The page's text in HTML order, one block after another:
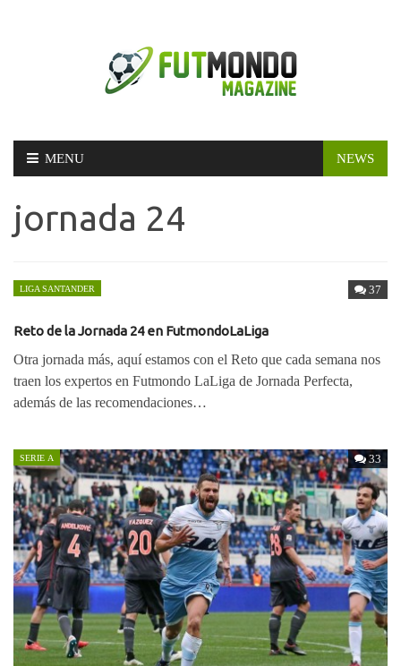
Skip
MENU NEWS
jornada 24
37
LIGA SANTANDER
Reto de la Jornada 24 en FutmondoLaLiga
Otra jornada más, aquí estamos con el Reto que cada semana nos
traen los expertos en Futmondo LaLiga de Jornada Perfecta,
además de las recomendaciones…
33
SERIE A